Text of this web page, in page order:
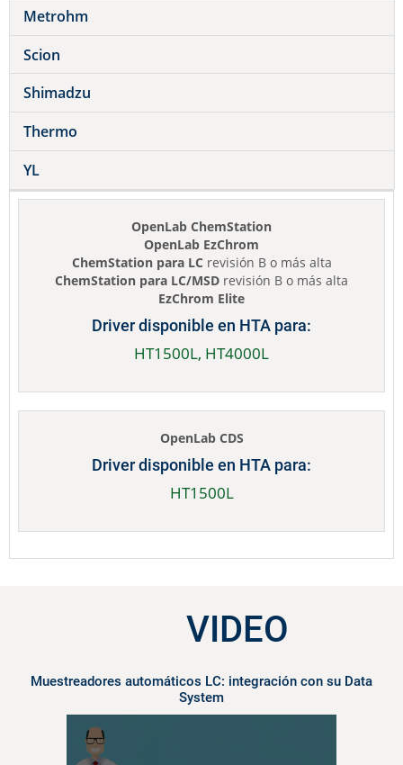
Metrohm
Scion
Shimadzu
Thermo
YL
OpenLab ChemStation
OpenLab EzChrom
ChemStation para LC revisión B o más alta
ChemStation para LC/MSD revisión B o más alta
EzChrom Elite
Driver disponible en HTA para:
HT1500L, HT4000L
OpenLab CDS
Driver disponible en HTA para:
HT1500L
VIDEO
Muestreadores automáticos LC: integración con su Data
System